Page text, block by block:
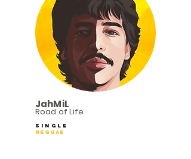
JahMiL
Road of Life
Single
Reggae